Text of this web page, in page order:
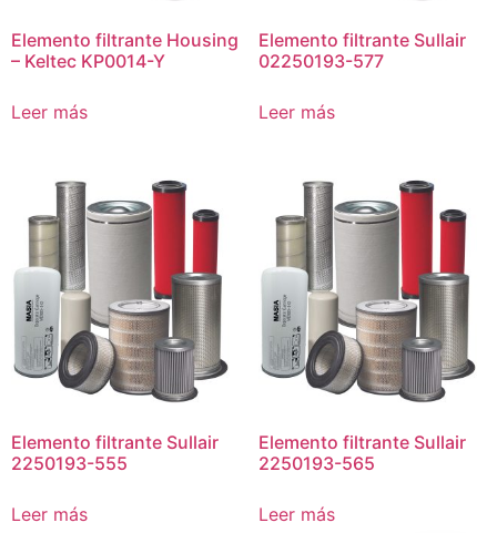
Elemento filtrante Housing
– Keltec KP0014-Y
Leer más
Elemento filtrante Sullair
02250193-577
Leer más
Elemento filtrante Sullair
2250193-555
Leer más
Elemento filtrante Sullair
2250193-565
Leer más